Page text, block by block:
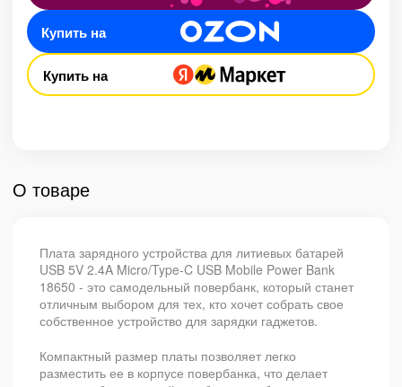
Купить на
Купить на
О товаре
Плата зарядного устройства для литиевых батарей
USB 5V 2.4A Micro/Type-C USB Mobile Power Bank
18650 - это самодельный повербанк, который станет
отличным выбором для тех, кто хочет собрать свое
собственное устройство для зарядки гаджетов.
Компактный размер платы позволяет легко
разместить ее в корпусе повербанка, что делает